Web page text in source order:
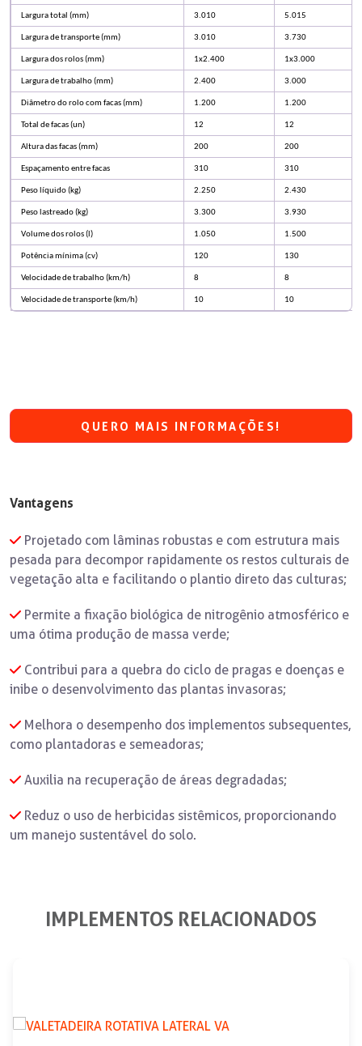
Largura total (mm) 3.010 5.015
Largura de transporte (mm) 3.010 3.730
Largura dos rolos (mm) 1x2.400 1x3.000
Largura de trabalho (mm) 2.400 3.000
Diâmetro do rolo com facas (mm) 1.200 1.200
Total de facas (un) 12 12
Altura das facas (mm) 200 200
Espaçamento entre facas 310 310
Peso líquido (kg) 2.250 2.430
Peso lastreado (kg) 3.300 3.930
Volume dos rolos (l) 1.050 1.500
Potência mínima (cv) 120 130
Velocidade de trabalho (km/h) 8 8
Velocidade de transporte (km/h) 10 10
QUERO MAIS INFORMAÇÕES!
Vantagens
Projetado com lâminas robustas e com estrutura mais
pesada para decompor rapidamente os restos culturais de
vegetação alta e facilitando o plantio direto das culturas;
Permite a fixação biológica de nitrogênio atmosférico e
uma ótima produção de massa verde;
Contribui para a quebra do ciclo de pragas e doenças e
inibe o desenvolvimento das plantas invasoras;
Melhora o desempenho dos implementos subsequentes,
como plantadoras e semeadoras;
Auxilia na recuperação de áreas degradadas;
Reduz o uso de herbicidas sistêmicos, proporcionando
um manejo sustentável do solo.
IMPLEMENTOS RELACIONADOS